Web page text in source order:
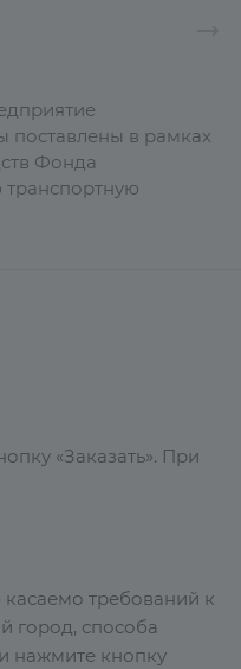
поставлены в рамках
Фонда
транспортную
«Заказать». При
требований к
город, способа
нажмите кнопку